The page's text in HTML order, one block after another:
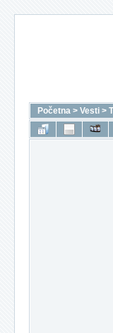
Početna > Vesti >